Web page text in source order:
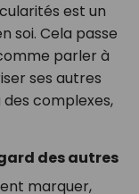
est un
soi. Cela passe
parler à
ses autres
complexes,
des autres
marquer,